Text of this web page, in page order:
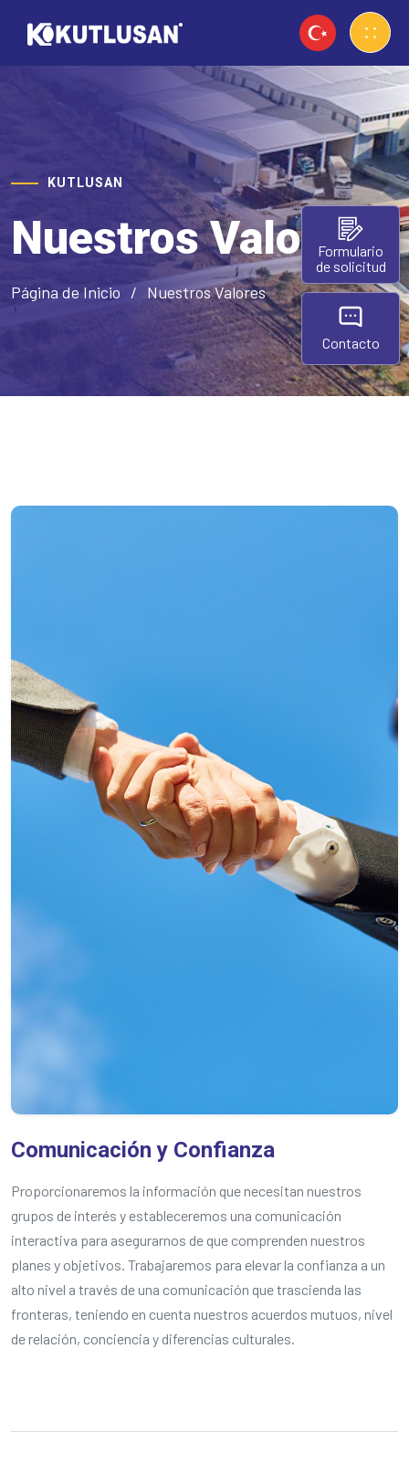
KUTLUSAN
Nuestros Valores
Página de Inicio Nuestros Valores
Comunicación y Confianza
Proporcionaremos la información que necesitan nuestros
grupos de interés y estableceremos una comunicación
interactiva para asegurarnos de que comprenden nuestros
planes y objetivos. Trabajaremos para elevar la confianza a un
alto nivel a través de una comunicación que trascienda las
fronteras, teniendo en cuenta nuestros acuerdos mutuos, nivel
de relación, conciencia y diferencias culturales.
Formulario
de solicitud
Contacto